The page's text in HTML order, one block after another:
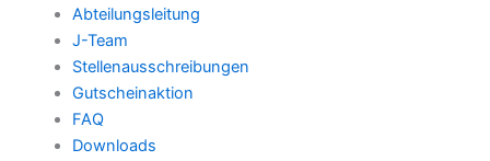
Abteilungsleitung
J-Team
Stellenausschreibungen
Gutscheinaktion
FAQ
Downloads